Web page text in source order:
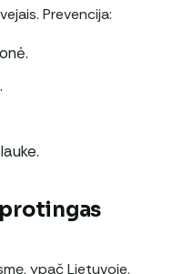
Prevencija:
protingas
ypač Lietuvoje,